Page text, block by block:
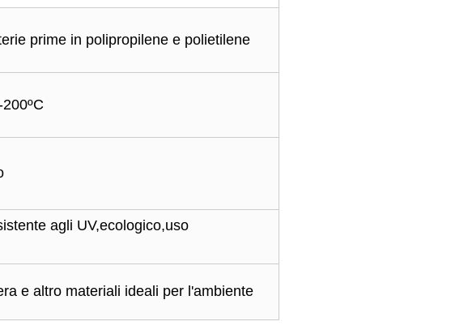
prime in polipropilene e polietilene
agli UV,ecologico,uso
e altro materiali ideali per l'ambiente